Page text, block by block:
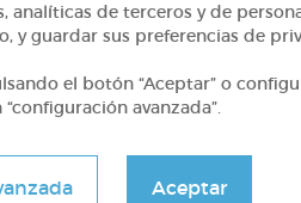
Acentos diptongos
analíticas de terceros y de
y guardar sus preferencias de
el botón “Aceptar” o
avanzada”.
Aceptar